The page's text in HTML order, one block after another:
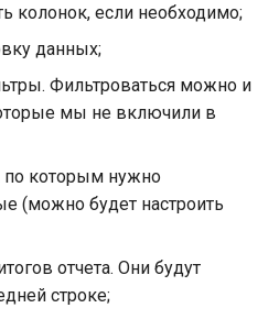
колонок, если необходимо;
данных;
Фильтроваться можно и
мы не включили в
которым нужно
(можно будет настроить
отчета. Они будут
строке;